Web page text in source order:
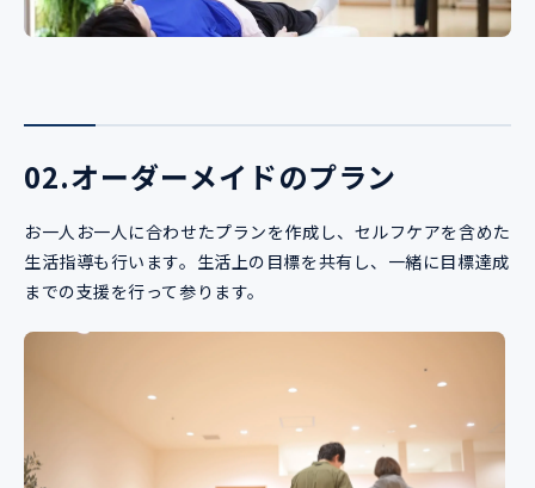
02.オーダーメイドのプラン
お一人お一人に合わせたプランを作成し、セルフケアを含めた
生活指導も行います。生活上の目標を共有し、一緒に目標達成
までの支援を行って参ります。